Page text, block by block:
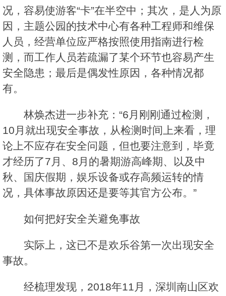
况，容易使游客“卡”在半空中；其次，是人为原
因，主题公园的技术中心有各种工程师和维保
人员，经营单位应严格按照使用指南进行检
测，而工作人员若疏漏了某个环节也容易产生
安全隐患；最后是偶发性原因，各种情况都
有。
林焕杰进一步补充：“6月刚刚通过检测，
10月就出现安全事故，从检测时间上来看，理
论上不应存在安全问题，但也要注意到，毕竟
才经历了7月、8月的暑期游高峰期、以及中
秋、国庆假期，娱乐设备或存高频运转的情
况，具体事故原因还是要等其官方公布。”
如何把好安全关避免事故
实际上，这已不是欢乐谷第一次出现安全
事故。
经梳理发现，2018年11月，深圳南山区欢